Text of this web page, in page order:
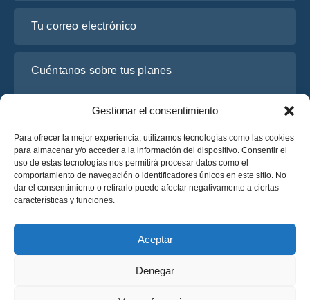
Gestionar el consentimiento
Para ofrecer la mejor experiencia, utilizamos tecnologías como las cookies
para almacenar y/o acceder a la información del dispositivo. Consentir el
uso de estas tecnologías nos permitirá procesar datos como el
comportamiento de navegación o identificadores únicos en este sitio. No
dar el consentimiento o retirarlo puede afectar negativamente a ciertas
características y funciones.
Aceptar
Denegar
He leído y acepto la
Solicite un presupuesto
Solicite un presupuesto